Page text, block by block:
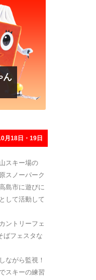
ん
月18日・19日
スキー場の
スノーパーク
島市に遊びに
して活動して
ントリーフェ
ばフェスタな
ながら監視！
スキーの練習